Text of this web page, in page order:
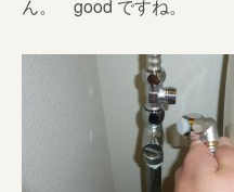
ん。 good ですね。